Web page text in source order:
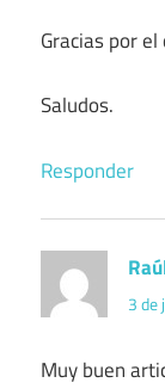
Gracias por
Saludos.
Responder
3 de
Muy buen